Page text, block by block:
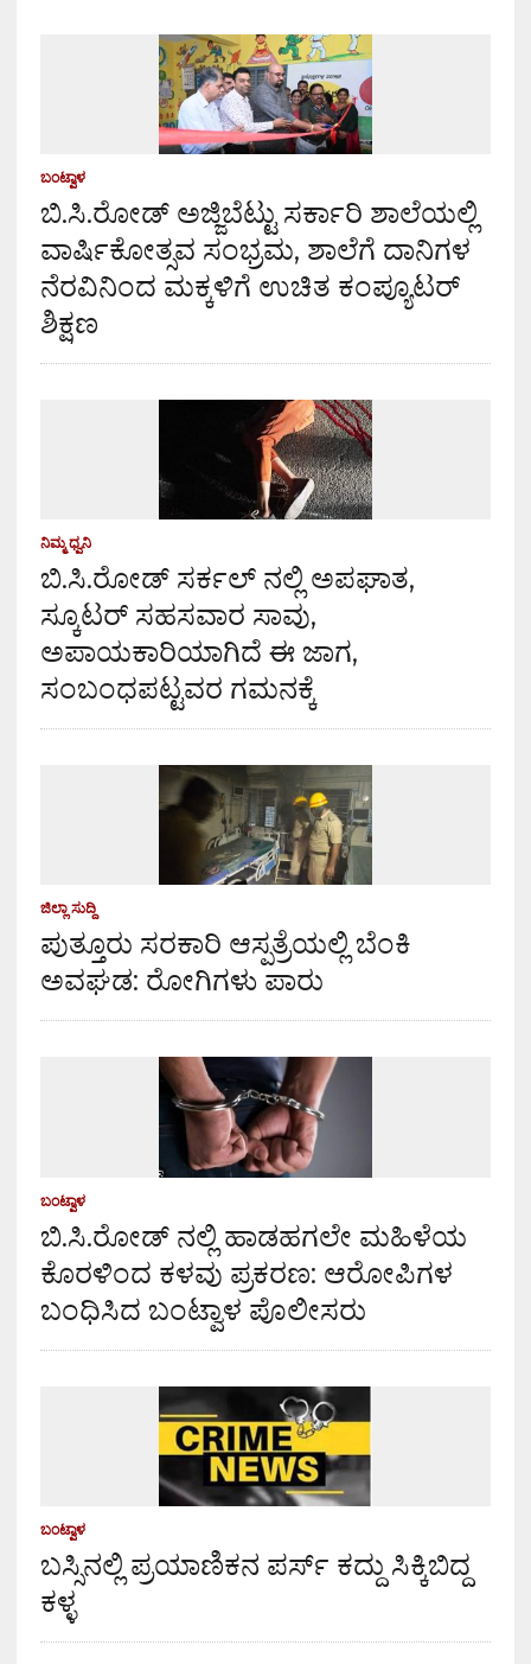
ಬಂಟ್ವಾಳ
ಬಿ.ಸಿ.ರೋಡ್ ಅಜ್ಜಿಬೆಟ್ಟು ಸರ್ಕಾರಿ ಶಾಲೆಯಲ್ಲಿ
ವಾರ್ಷಿಕೋತ್ಸವ ಸಂಭ್ರಮ, ಶಾಲೆಗೆ ದಾನಿಗಳ
ನೆರವಿನಿಂದ ಮಕ್ಕಳಿಗೆ ಉಚಿತ ಕಂಪ್ಯೂಟರ್
ಶಿಕ್ಷಣ
ನಿಮ್ಮ ಧ್ವನಿ
ಬಿ.ಸಿ.ರೋಡ್ ಸರ್ಕಲ್ ನಲ್ಲಿ ಅಪಘಾತ,
ಸ್ಕೂಟರ್ ಸಹಸವಾರ ಸಾವು,
ಅಪಾಯಕಾರಿಯಾಗಿದೆ ಈ ಜಾಗ,
ಸಂಬಂಧಪಟ್ಟವರ ಗಮನಕ್ಕೆ
ಜಿಲ್ಲಾ ಸುದ್ದಿ
ಪುತ್ತೂರು ಸರಕಾರಿ ಆಸ್ಪತ್ರೆಯಲ್ಲಿ ಬೆಂಕಿ
ಅವಘಡ: ರೋಗಿಗಳು ಪಾರು
ಬಂಟ್ವಾಳ
ಬಿ.ಸಿ.ರೋಡ್ ನಲ್ಲಿ ಹಾಡಹಗಲೇ ಮಹಿಳೆಯ
ಕೊರಳಿಂದ ಕಳವು ಪ್ರಕರಣ: ಆರೋಪಿಗಳ
ಬಂಧಿಸಿದ ಬಂಟ್ವಾಳ ಪೊಲೀಸರು
ಬಂಟ್ವಾಳ
ಬಸ್ಸಿನಲ್ಲಿ ಪ್ರಯಾಣಿಕನ ಪರ್ಸ್ ಕದ್ದು ಸಿಕ್ಕಿಬಿದ್ದ
ಕಳ್ಳ